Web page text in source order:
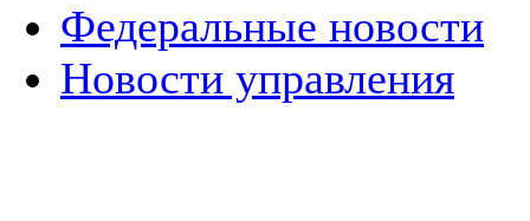
Федеральные новости
Новости управления